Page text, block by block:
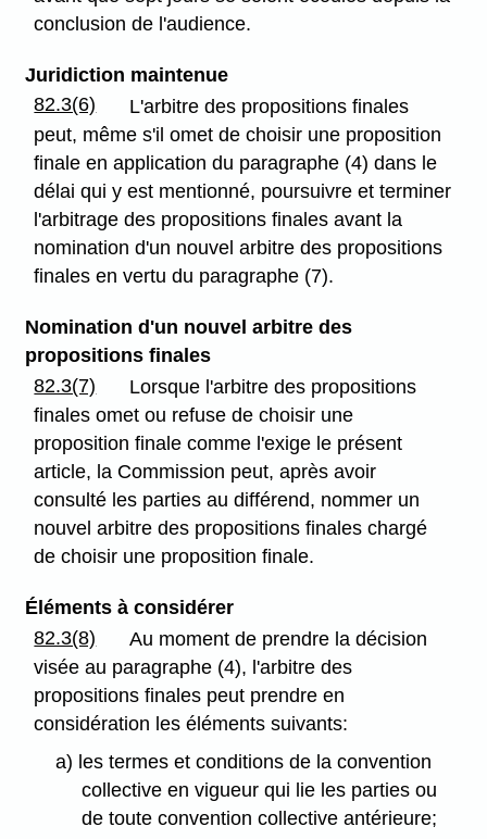
conclusion de l'audience.
Juridiction maintenue
82.3(6)
L'arbitre des propositions finales
peut, même s'il omet de choisir une proposition
finale en application du paragraphe (4) dans le
délai qui y est mentionné, poursuivre et terminer
l'arbitrage des propositions finales avant la
nomination d'un nouvel arbitre des propositions
finales en vertu du paragraphe (7).
Nomination d'un nouvel arbitre des
propositions finales
82.3(7)
Lorsque l'arbitre des propositions
finales omet ou refuse de choisir une
proposition finale comme l'exige le présent
article, la Commission peut, après avoir
consulté les parties au différend, nommer un
nouvel arbitre des propositions finales chargé
de choisir une proposition finale.
Éléments à considérer
82.3(8)
Au moment de prendre la décision
visée au paragraphe (4), l'arbitre des
propositions finales peut prendre en
considération les éléments suivants:
a) les termes et conditions de la convention
collective en vigueur qui lie les parties ou
de toute convention collective antérieure;